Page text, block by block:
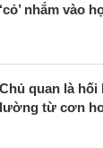
‘cỏ’ nhắm vào
Chủ quan là
lường từ cơn